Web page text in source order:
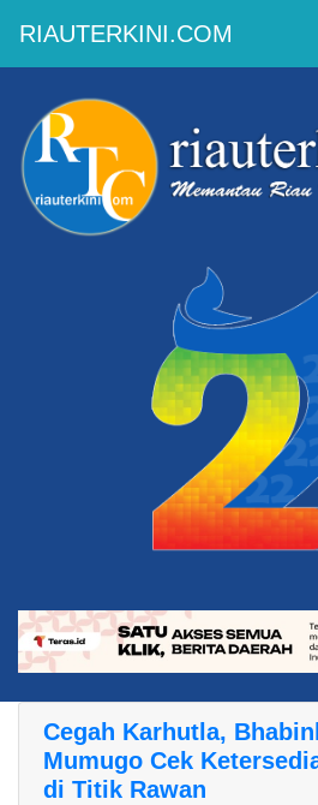
RIAUTERKINI.COM
Cegah Karhutla,
Mumugo Cek
di Titik Rawan